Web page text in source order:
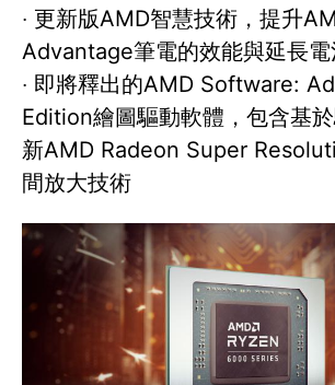
‧ 更新版AMD智慧技術，提升
Advantage筆電的效能與延長電
‧ 即將釋出的AMD Software:
Edition繪圖驅動軟體，包含基
新AMD Radeon Super
間放大技術